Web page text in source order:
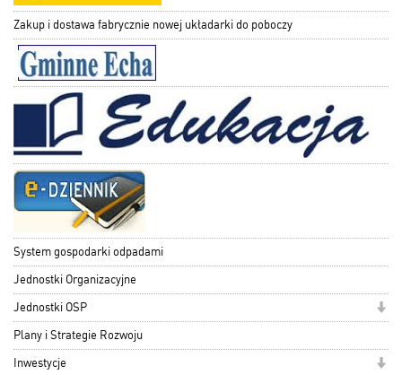
Zakup i dostawa fabrycznie nowej układarki do poboczy
System gospodarki odpadami
Jednostki Organizacyjne
Jednostki OSP
Plany i Strategie Rozwoju
Inwestycje